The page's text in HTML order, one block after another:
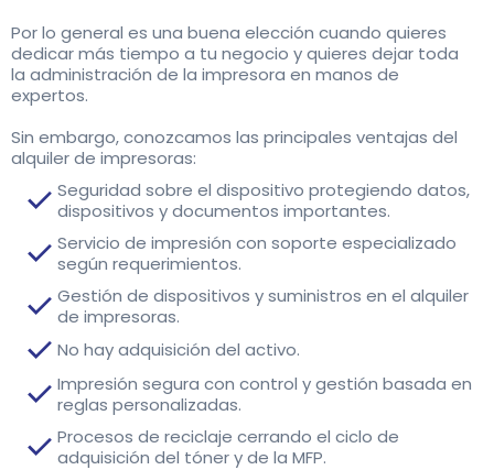
Por lo general es una buena elección cuando quieres
dedicar más tiempo a tu negocio y quieres dejar toda
la administración de la impresora en manos de
expertos.
Sin embargo, conozcamos las principales ventajas del
alquiler de impresoras:
Seguridad sobre el dispositivo protegiendo datos,
dispositivos y documentos importantes.
Servicio de impresión con soporte especializado
según requerimientos.
Gestión de dispositivos y suministros en el alquiler
de impresoras.
No hay adquisición del activo.
Impresión segura con control y gestión basada en
reglas personalizadas.
Procesos de reciclaje cerrando el ciclo de
adquisición del tóner y de la MFP.